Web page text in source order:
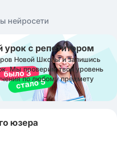
нейросети
с репетитором
Новой Школы и запишись
Мы проверим твой уровень
по любому предмету
юзера